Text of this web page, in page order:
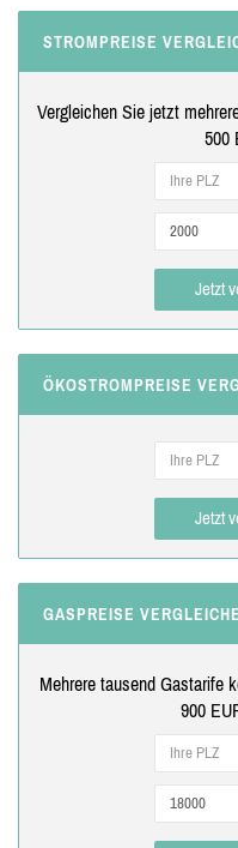
STROMPREISE
Vergleichen Sie jetzt
500
Jetzt
ÖKOSTROMPREISE
Jetzt
GASPREISE
Mehrere tausend Gastarife
900